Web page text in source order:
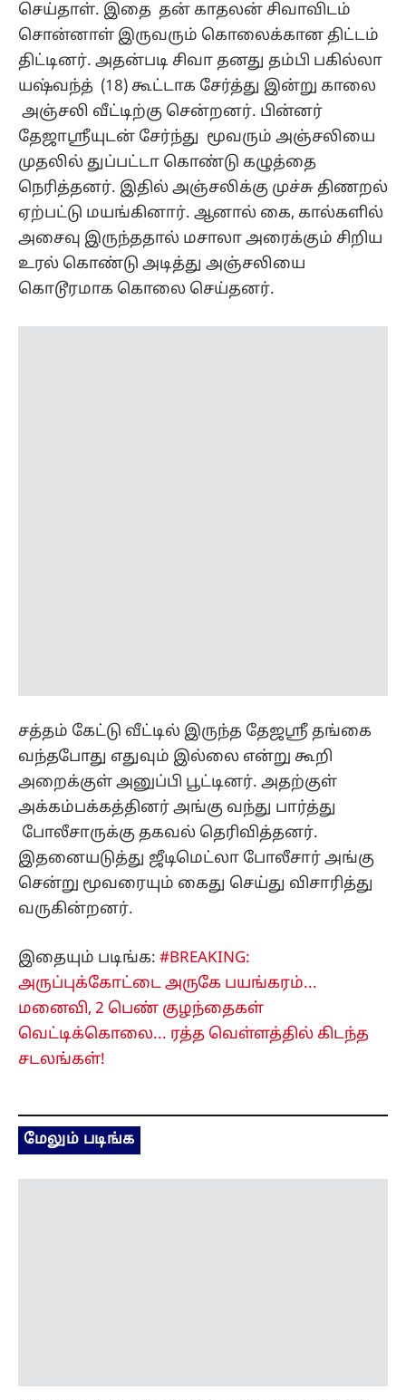
செய்தாள். இதை தன் காதலன் சிவாவிடம்
சொன்னாள் இருவரும் கொலைக்கான திட்டம்
திட்டினர். அதன்படி சிவா தனது தம்பி பகில்லா
யஷ்வந்த் (18) கூட்டாக சேர்த்து இன்று காலை
அஞ்சலி வீட்டிற்கு சென்றனர். பின்னர்
தேஜாஸ்ரீயுடன் சேர்ந்து மூவரும் அஞ்சலியை
முதலில் துப்பட்டா கொண்டு கழுத்தை
நெரித்தனர். இதில் அஞ்சலிக்கு முச்சு திணறல்
ஏற்பட்டு மயங்கினார். ஆனால் கை, கால்களில்
அசைவு இருந்ததால் மசாலா அரைக்கும் சிறிய
உரல் கொண்டு அடித்து அஞ்சலியை
கொடூரமாக கொலை செய்தனர்.
சத்தம் கேட்டு வீட்டில் இருந்த தேஜஸ்ரீ தங்கை
வந்தபோது எதுவும் இல்லை என்று கூறி
அறைக்குள் அனுப்பி பூட்டினர். அதற்குள்
அக்கம்பக்கத்தினர் அங்கு வந்து பார்த்து
போலீசாருக்கு தகவல் தெரிவித்தனர்.
இதனையடுத்து ஜீடிமெட்லா போலீசார் அங்கு
சென்று மூவரையும் கைது செய்து விசாரித்து
வருகின்றனர்.
இதையும் படிங்க: #BREAKING:
அருப்புக்கோட்டை அருகே பயங்கரம்...
மனைவி, 2 பெண் குழந்தைகள்
வெட்டிக்கொலை... ரத்த வெள்ளத்தில் கிடந்த
சடலங்கள்!
மேலும் படிங்க